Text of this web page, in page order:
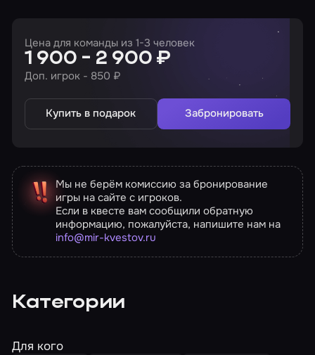
Цена для команды из 1-3 человек
1 900 - 2 900 ₽
Доп. игрок - 850 ₽
Купить в подарок Забронировать
Мы не берём комиссию за бронирование
игры на сайте с игроков.
Если в квесте вам сообщили обратную
информацию, пожалуйста, напишите нам на
info@mir-kvestov.ru
Категории
Для кого